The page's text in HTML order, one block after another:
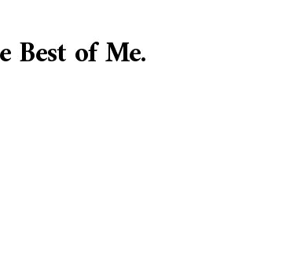
of Me.